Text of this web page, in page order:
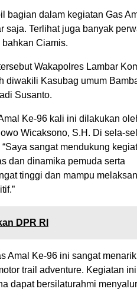
bagian dalam kegiatan Gas
saja. Terlihat juga banyak
bahkan Ciamis.
Wakapolres Lambar
diwakili Kasubag umum
Susanto.
Ke-96 kali ini dilakukan
Wicaksono, S.H. Di sela-
sangat mendukung
dan dinamika pemuda serta
tinggi dan mampu
DPR RI
Amal Ke-96 ini sangat menarik
trail adventure. Kegiatan
dapat bersilaturahmi